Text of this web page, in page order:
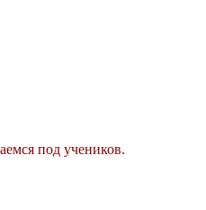
под учеников.